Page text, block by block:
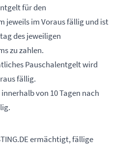
für den
jeweils im Voraus fällig und ist
des jeweiligen
zu zahlen.
Pauschalentgelt wird
fällig.
von 10 Tagen nach
ermächtigt, fällige